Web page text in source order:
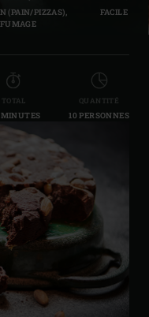
(PAIN/PIZZAS),
FUMAGE
FACILE
TOTAL
MINUTES
QUANTITÉ
10 PERSONNES